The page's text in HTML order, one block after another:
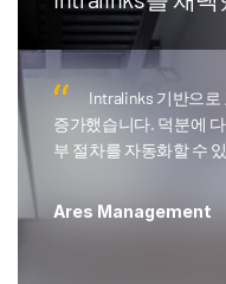
Intralinks 기반으로 표준화를 한 후 사용량이 엄청나게
증가했습니다. 덕분에
부 절차를 자동화할 수
Ares Management